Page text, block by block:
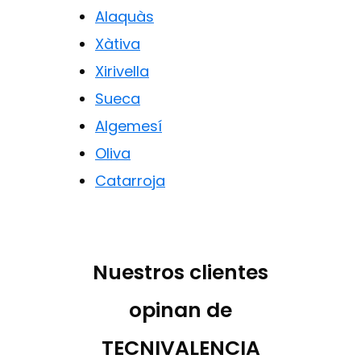
Alaquàs
Xàtiva
Xirivella
Sueca
Algemesí
Oliva
Catarroja
Nuestros clientes
opinan de
TECNIVALENCIA